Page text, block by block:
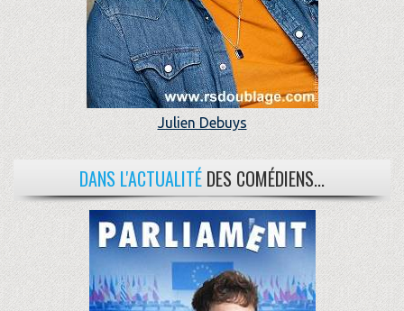
Julien Debuys
DANS L'ACTUALITÉ DES COMÉDIENS...